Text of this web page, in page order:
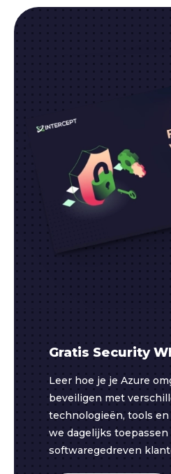
Gratis Security
Leer hoe je je Azure
beveiligen met
technologieën, tools
we dagelijks toepassen
softwaregedreven